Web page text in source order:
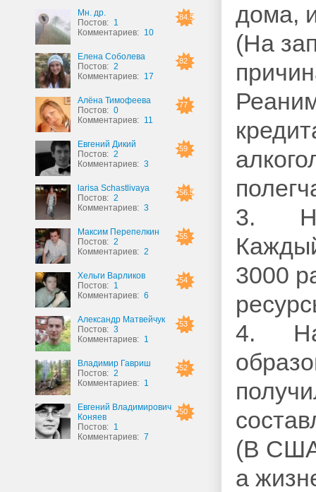
84.5
Мн. др.
Постов: 1
Комментариев: 10
82
Елена Соболева
Постов: 2
Комментариев: 17
77
Алёна Тимофеева
Постов: 0
Комментариев: 11
59
Евгений Дикий
Постов: 2
Комментариев: 3
56.5
larisa Schastlivaya
Постов: 2
Комментариев: 3
55
Максим Перепелкин
Постов: 2
Комментариев: 2
54
Хельги Варликов
Постов: 1
Комментариев: 6
53
Александр Матвейчук
Постов: 3
Комментариев: 1
52
Владимир Гавриш
Постов: 2
Комментариев: 1
50
Евгений Владимирович
Коняев
Постов: 1
Комментариев: 7
дома,
(На
3.
3000
4.
(В США
а